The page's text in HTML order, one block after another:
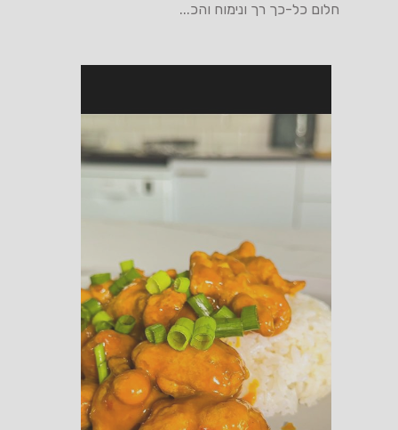
חלום כל-כך רך ונימוח והכ...